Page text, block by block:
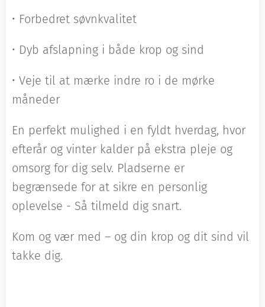
• Forbedret søvnkvalitet
• Dyb afslapning i både krop og sind
• Veje til at mærke indre ro i de mørke
måneder
En perfekt mulighed i en fyldt hverdag, hvor
efterår og vinter kalder på ekstra pleje og
omsorg for dig selv. Pladserne er
begrænsede for at sikre en personlig
oplevelse - Så tilmeld dig snart.
Kom og vær med – og din krop og dit sind vil
takke dig.